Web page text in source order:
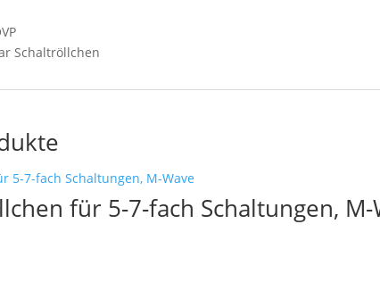
Schaltröllchen
für 5-7-fach Schaltungen, M-